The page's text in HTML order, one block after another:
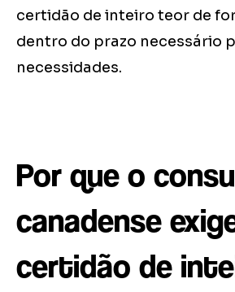
certidão de inteiro teor de
dentro do prazo necessário
necessidades.
Por que o
canadense
certidão de